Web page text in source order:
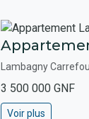
Lambagny
3 500 000 GNF
Voir plus